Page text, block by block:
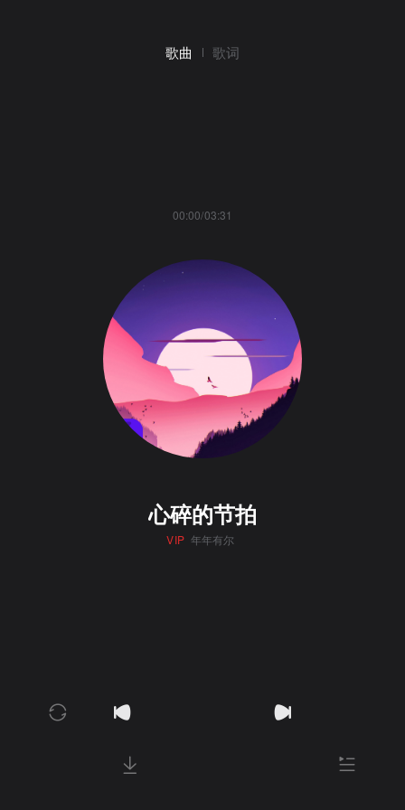
歌曲 歌词
00:00/03:31
心碎的节拍
VIP 年年有尔